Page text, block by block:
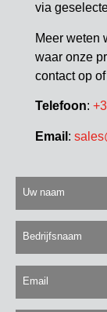
via
Meer weten
waar onze
contact op
Telefoon:
Email :
Uw naam
Bedrijfsnaam
Email